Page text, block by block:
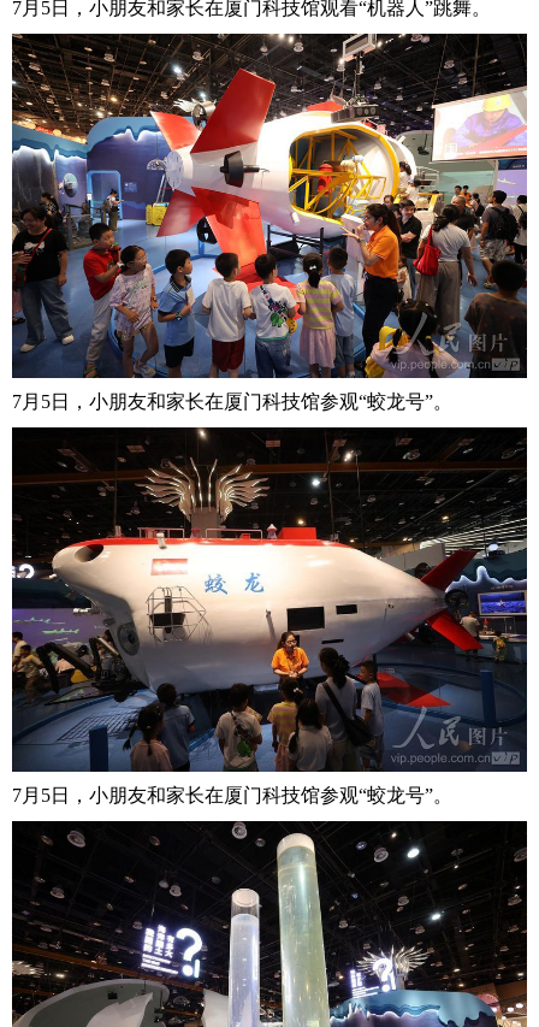
7月5日，小朋友和家长在厦门科技馆观看“机器人”跳舞。
7月5日，小朋友和家长在厦门科技馆参观“蛟龙号”。
7月5日，小朋友和家长在厦门科技馆参观“蛟龙号”。